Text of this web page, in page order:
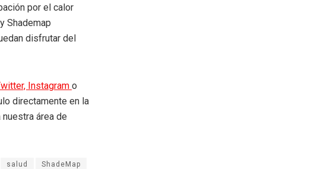
por el calor
Shademap
disfrutar del
Instagram o
directamente en la
área de
salud ShadeMap